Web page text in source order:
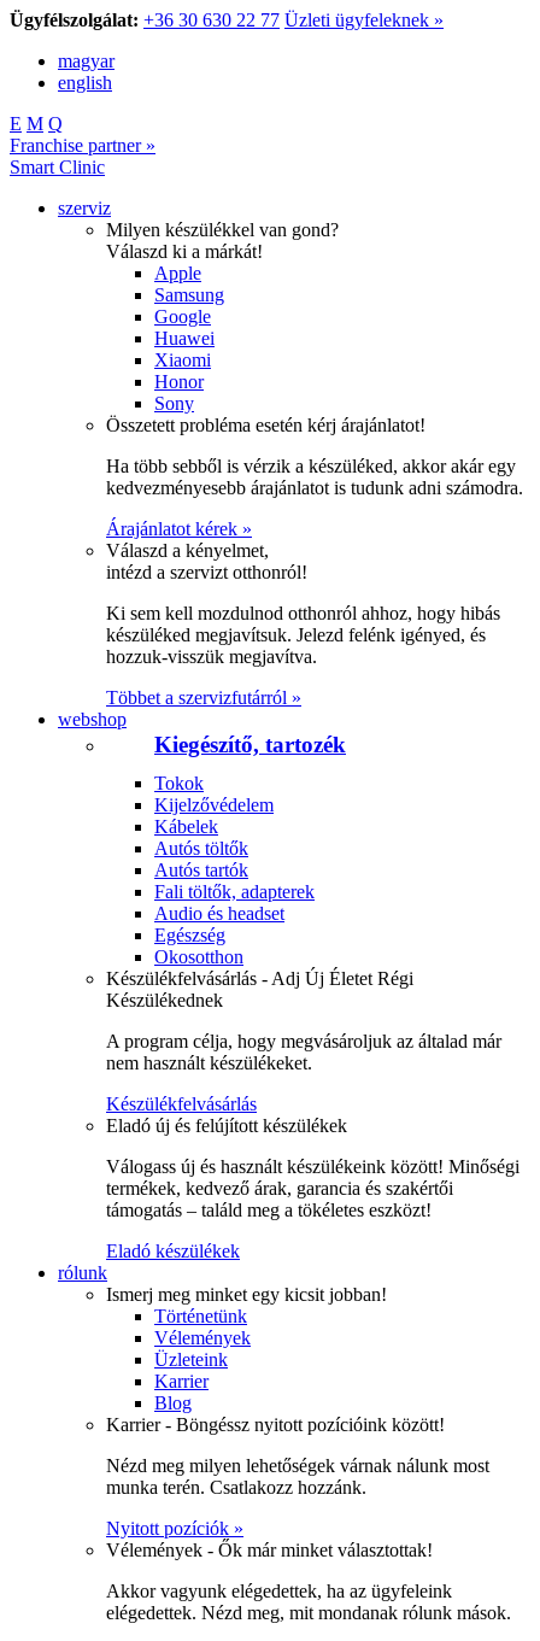
Ügyfélszolgálat: +36 30 630 22 77 Üzleti ügyfeleknek »
magyar
english
E M Q
Franchise partner »
Smart Clinic
szerviz
Milyen készülékkel van gond?
Válaszd ki a márkát!
Apple
Samsung
Google
Huawei
Xiaomi
Honor
Sony
Összetett probléma esetén kérj árajánlatot!
Ha több sebből is vérzik a készüléked, akkor akár egy
kedvezményesebb árajánlatot is tudunk adni számodra.
Árajánlatot kérek »
Válaszd a kényelmet,
intézd a szervizt otthonról!
Ki sem kell mozdulnod otthonról ahhoz, hogy hibás
készüléked megjavítsuk. Jelezd felénk igényed, és
hozzuk-visszük megjavítva.
Többet a szervizfutárról »
webshop
Kiegészítő, tartozék
Tokok
Kijelzővédelem
Kábelek
Autós töltők
Autós tartók
Fali töltők, adapterek
Audio és headset
Egészség
Okosotthon
Készülékfelvásárlás - Adj Új Életet Régi
Készülékednek
A program célja, hogy megvásároljuk az általad már
nem használt készülékeket.
Készülékfelvásárlás
Eladó új és felújított készülékek
Válogass új és használt készülékeink között! Minőségi
termékek, kedvező árak, garancia és szakértői
támogatás – találd meg a tökéletes eszközt!
Eladó készülékek
rólunk
Ismerj meg minket egy kicsit jobban!
Történetünk
Vélemények
Üzleteink
Karrier
Blog
Karrier - Böngéssz nyitott pozícióink között!
Nézd meg milyen lehetőségek várnak nálunk most
munka terén. Csatlakozz hozzánk.
Nyitott pozíciók »
Vélemények - Ők már minket választottak!
Akkor vagyunk elégedettek, ha az ügyfeleink
elégedettek. Nézd meg, mit mondanak rólunk mások.